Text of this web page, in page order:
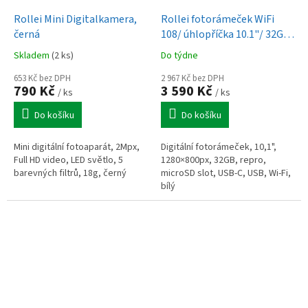
Rollei Mini Digitalkamera,
černá
Skladem (2 ks)
653 Kč bez DPH
790 Kč / ks
Do košíku
Mini digitální fotoaparát, 2Mpx,
Full HD video, LED světlo, 5
barevných filtrů, 18g, černý
Rollei fotorámeček WiFi
108/ úhlopříčka 10.1"/ 32GB/
2W/ Frameo APP/ Světlé
dřevo
Do týdne
2 967 Kč bez DPH
3 590 Kč / ks
Do košíku
Digitální fotorámeček, 10,1",
1280×800px, 32GB, repro,
microSD slot, USB-C, USB, Wi-Fi,
bílý